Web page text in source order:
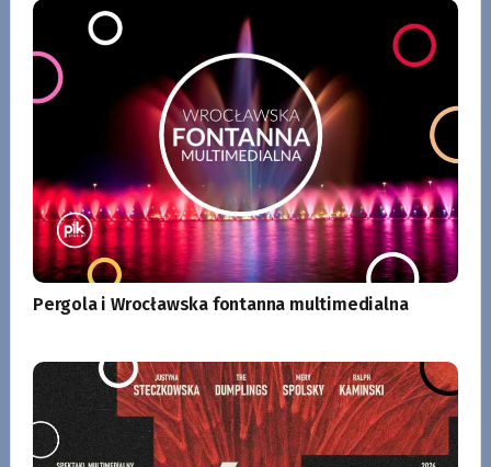
Pergola i Wrocławska fontanna multimedialna